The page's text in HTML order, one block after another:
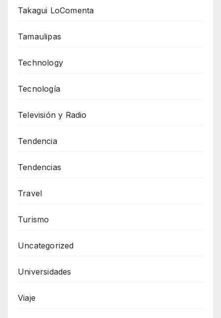
Takagui LoComenta
Tamaulipas
Technology
Tecnología
Televisión y Radio
Tendencia
Tendencias
Travel
Turismo
Uncategorized
Universidades
Viaje